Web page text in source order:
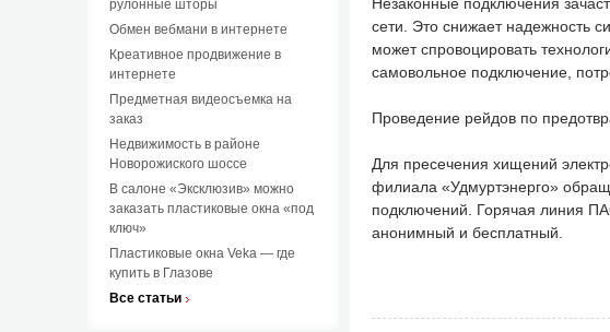
рулонные шторы
Обмен вебмани в интернете
Креативное продвижение в
интернете
Предметная видеосъемка на
заказ
Недвижимость в районе
Новорожиского шоссе
В салоне «Эксклюзив» можно
заказать пластиковые окна «под
ключ»
Пластиковые окна Veka — где
купить в Глазове
Все статьи
сети. Это снижает надежность
может спровоцировать
самовольное подключение,
Проведение рейдов по
Для пресечения хищений
филиала «Удмуртэнерго»
подключений. Горячая линия
анонимный и бесплатный.